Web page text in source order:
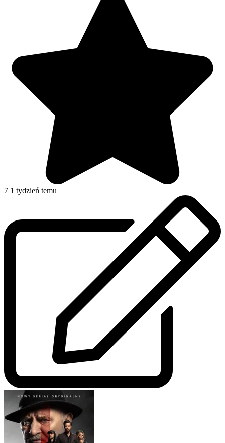
7 1 tydzień temu